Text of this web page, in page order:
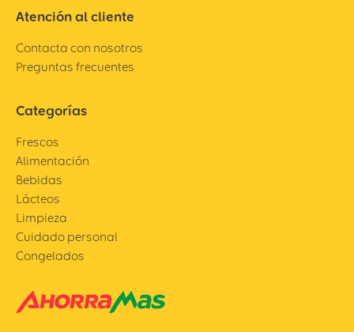
Atención al cliente
Contacta con nosotros
Preguntas frecuentes
Categorías
Frescos
Alimentación
Bebidas
Lácteos
Limpieza
Cuidado personal
Congelados